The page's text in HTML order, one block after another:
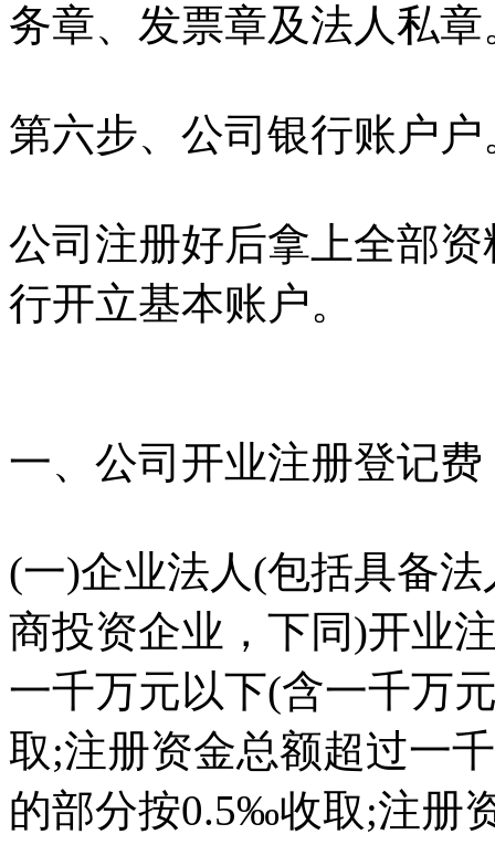
务章、发票章及法人私章
第六步、公司银行账户户
公司注册好后拿上全部
行开立基本账户。
一、公司开业注册登记费
(一)企业法人(包括具备
商投资企业，下同)开业
一千万元以下(含一千万
取;注册资金总额超过一
的部分按0.5‰收取;注册